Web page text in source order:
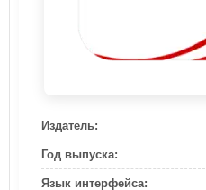
Издатель:
Год выпуска:
Язык интерфейса: